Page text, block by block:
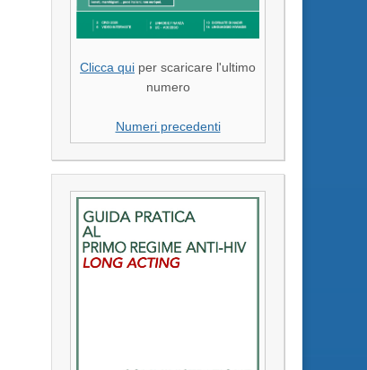
Clicca qui per scaricare l'ultimo
numero
Numeri precedenti